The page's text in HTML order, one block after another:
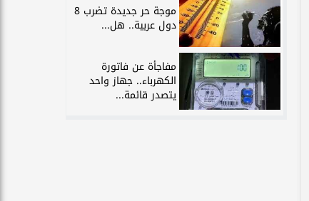
موجة حر جديدة تضرب 8
دول عربية.. هل...
مفاجأة عن فاتورة
الكهرباء.. جهاز واحد
يتصدر قائمة...